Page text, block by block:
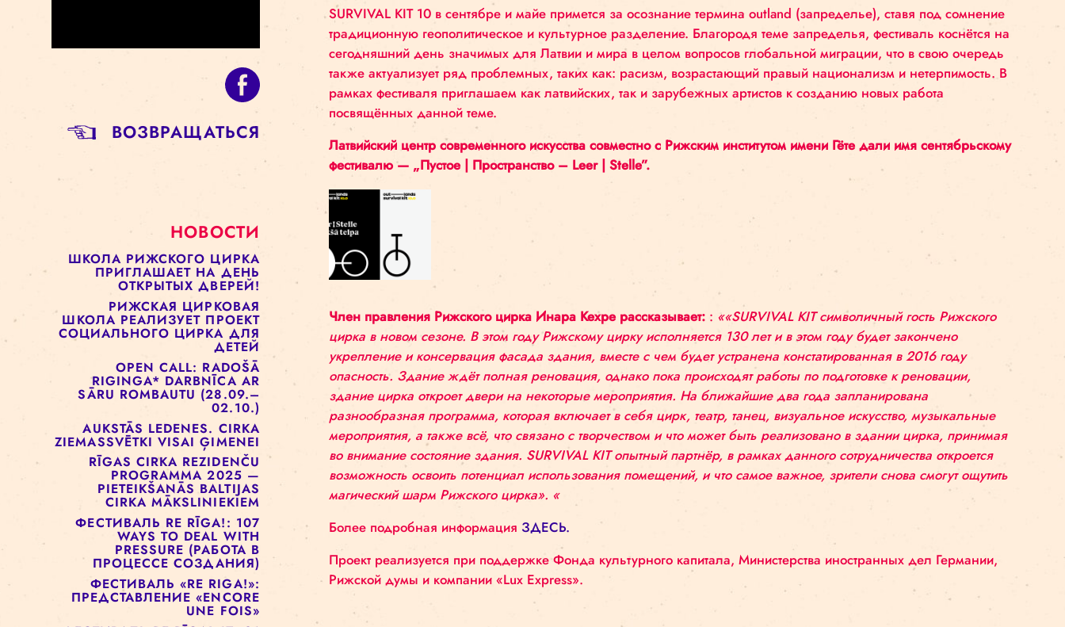
НОВОСТИ
ШКОЛА РИЖСКОГО ЦИРКА
ПРИГЛАШАЕТ НА ДЕНЬ
ОТКРЫТЫХ ДВЕРЕЙ!
РИЖСКАЯ ЦИРКОВАЯ
ШКОЛА РЕАЛИЗУЕТ ПРОЕКТ
СОЦИАЛЬНОГО ЦИРКА ДЛЯ
ДЕТЕЙ
OPEN CALL: RADOŠĀ
RIGINGA* DARBNĪCA AR
SĀRU ROMBAUTU (28.09.–
02.10.)
AUKSTĀS LEDENES. CIRKA
ZIEMASSVĒTKI VISAI ĢIMENEI
RĪGAS CIRKA REZIDENČU
PROGRAMMA 2025 —
PIETEIKŠANĀS BALTIJAS
CIRKA MĀKSLINIEKIEM
фестиваля (место ещё не определено).
SURVIVAL KIT 10 в сентябре и майе примется за осознание термина outland (запределье), ставя
традиционную геополитическое и культурное разделение. Благородя теме запределья, фестиваль
сегодняшний день значимых для Латвии и мира в целом вопросов глобальной миграции, что в
также актуализует ряд проблемных, таких как: расизм, возрастающий правый национализм и
рамках фестиваля приглашаем как латвийских, так и зарубежных артистов к созданию новых
посвящённых данной теме.
фестивалю — „Пустое | Пространство – Leer | Stelle”.
Член правления Рижского цирка Инара Кехре рассказывает: :««SURVIVAL KIT символичный гость
цирка в новом сезоне. В этом году Рижскому цирку исполняется 130 лет и в этом году будет
укрепление и консервация фасада здания, вместе с чем будет устранена констатированная в 2016
опасность. Здание ждёт полная реновация, однако пока происходят работы по подготовке к
здание цирка откроет двери на некоторые мероприятия. На ближайшие два года запланирована
разнообразная программа, которая включает в себя цирк, театр, танец, визуальное искусство,
мероприятия, а также всё, что связано с творчеством и что может быть реализовано в здании
во внимание состояние здания. SURVIVAL KIT опытный партнёр, в рамках данного сотрудничества
возможность освоить потенциал использования помещений, и что самое важное, зрители снова
магический шарм Рижского цирка». «